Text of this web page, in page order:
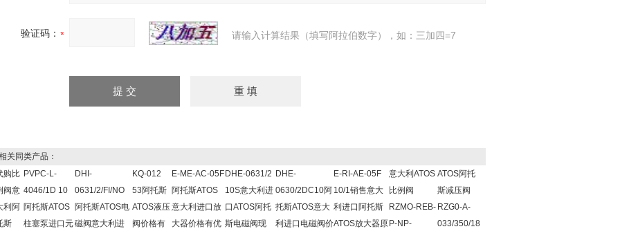
验证码： 请输入计算结果（填写阿拉伯数字），如：三加四=7
同类产品：
购比
阀意
利阿
斯
PVPC-L-
4046/1D 10
阿托斯ATOS
柱塞泵进口元
DHI-
0631/2/FI/NO
阿托斯ATOS电
磁阀意大利进
KQ-012
53阿托斯
ATOS液压
阀价格有
E-ME-AC-05F
阿托斯ATOS
意大利进口放
大器价格有优
DHE-0631/2
10S意大利进
口ATOS阿托
斯电磁阀现
DHE-
0630/2DC10阿
托斯ATOS意大
利进口电磁阀价
E-RI-AE-05F
10/1销售意大
利进口阿托斯
ATOS放大器原
意大利ATOS
比例阀
RZMO-REB-
P-NP-
ATOS阿托
斯减压阀
RZG0-A-
033/350/18